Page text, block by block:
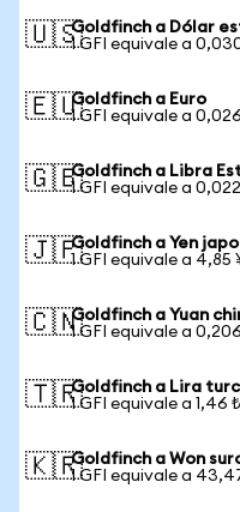
🇺🇸Goldfinch a Dólar
1 GFI equivale a
🇪🇺Goldfinch a Euro
1 GFI equivale a
🇬🇧Goldfinch a Libra
1 GFI equivale a
🇯🇵Goldfinch a Yen
1 GFI equivale a 4,85
🇨🇳Goldfinch a Yuan
1 GFI equivale a
🇹🇷Goldfinch a Lira
1 GFI equivale a 1,46 ₺
🇰🇷Goldfinch a Won
1 GFI equivale a